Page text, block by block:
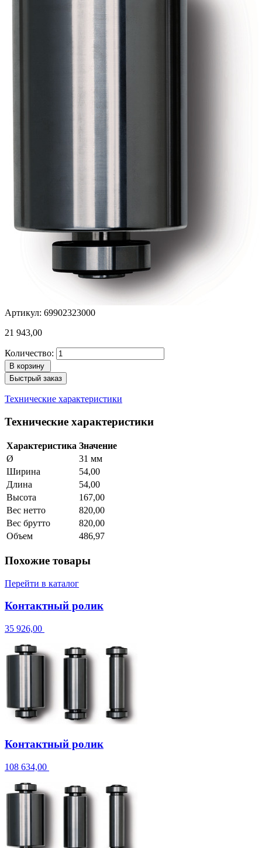
Артикул: 69902323000
21 943,00
Количество:
В корзину
Быстрый заказ
Технические характеристики
Технические характеристики
Характеристика Значение
Ø
31 мм
Ширина
54,00
Длина
54,00
Высота
167,00
Вес нетто
820,00
Вес брутто
820,00
Объем
486,97
Похожие товары
Перейти в каталог
Контактный ролик
35 926,00
Контактный ролик
108 634,00